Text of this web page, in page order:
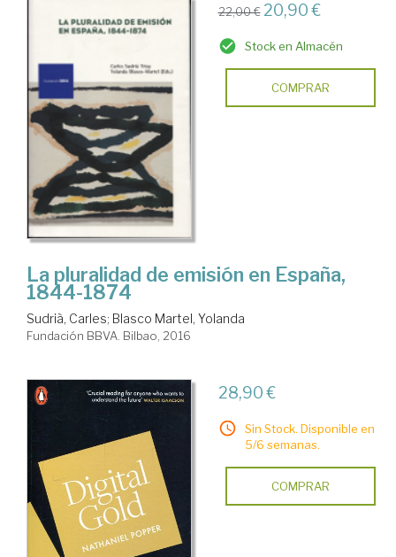
22,00 € 20,90 €
Stock en Almacén
COMPRAR
La pluralidad de emisión en España,
1844-1874
Sudrià, Carles; Blasco Martel, Yolanda
Fundación BBVA. Bilbao, 2016
28,90 €
Sin Stock. Disponible en
5/6 semanas.
COMPRAR